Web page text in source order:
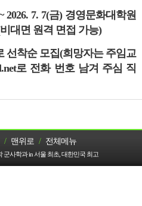
2026. 7. 7(금) 경영문화대학원
대면 원격 면접 가능)
선착순 모집(희망자는 주임교
로 전화 번호 남겨 주심 직
/ 맨위로 / 전체메뉴
사학과 in 서울 최초, 대한민국 최고